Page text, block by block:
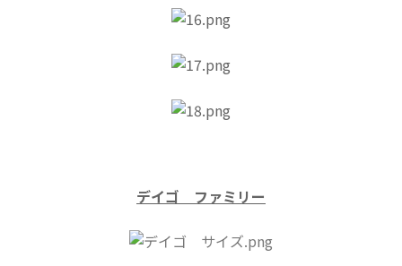
デイゴ ファミリー